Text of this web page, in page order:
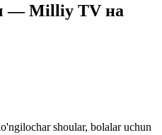
—Milliy TV на
shoular, bolalar uchun